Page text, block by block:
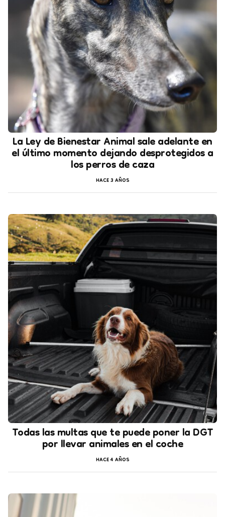
La Ley de Bienestar Animal sale adelante en
el último momento dejando desprotegidos a
los perros de caza
HACE 3 AÑOS
Todas las multas que te puede poner la DGT
por llevar animales en el coche
HACE 4 AÑOS